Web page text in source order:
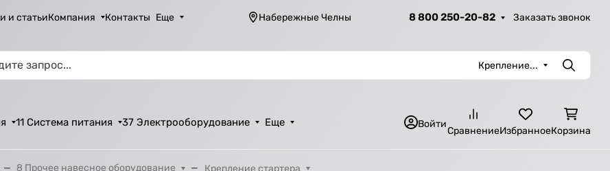
и статьиКомпания Контакты Еще Набережные Челны 8 800 250-20-82 Заказать звонок
Крепление... Поиск
11 Система питания 37 Электрооборудование Еще Войти
СравнениеИзбранноеКорзина
8 Прочее навесное оборудование Крепление стартера